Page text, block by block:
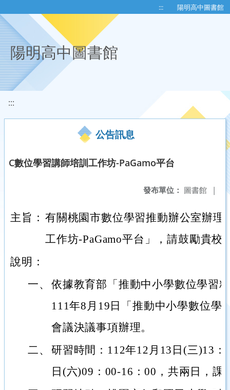
::: 陽明高中圖書館
陽明高中圖書館
:::
公告訊息
C數位學習講師培訓工作坊-PaGamo平台
發布單位： 圖書館 |
主旨： 有關桃園市數位學習推動辦公室辦理
工作坊-PaGamo平台」，請鼓勵貴校
說明：
一、 依據教育部「推動中小學數位學習
111年8月19日「推動中小學數位學
會議決議事項辦理。
二、 研習時間：112年12月13日(三)13
日(六)09：00-16：00，共兩日，課